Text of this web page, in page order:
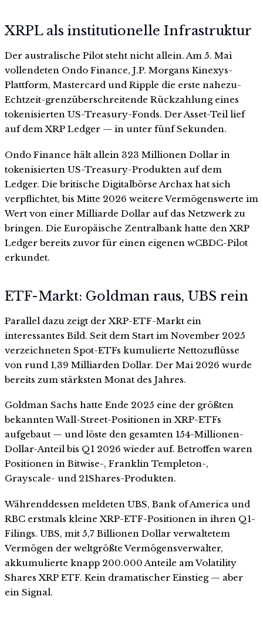
XRPL als institutionelle Infrastruktur
Der australische Pilot steht nicht allein. Am 5. Mai
vollendeten Ondo Finance, J.P. Morgans Kinexys-
Plattform, Mastercard und Ripple die erste nahezu-
Echtzeit-grenzüberschreitende Rückzahlung eines
tokenisierten US-Treasury-Fonds. Der Asset-Teil lief
auf dem XRP Ledger — in unter fünf Sekunden.
Ondo Finance hält allein 323 Millionen Dollar in
tokenisierten US-Treasury-Produkten auf dem
Ledger. Die britische Digitalbörse Archax hat sich
verpflichtet, bis Mitte 2026 weitere Vermögenswerte im
Wert von einer Milliarde Dollar auf das Netzwerk zu
bringen. Die Europäische Zentralbank hatte den XRP
Ledger bereits zuvor für einen eigenen wCBDC-Pilot
erkundet.
ETF-Markt: Goldman raus, UBS rein
Parallel dazu zeigt der XRP-ETF-Markt ein
interessantes Bild. Seit dem Start im November 2025
verzeichneten Spot-ETFs kumulierte Nettozuflüsse
von rund 1,39 Milliarden Dollar. Der Mai 2026 wurde
bereits zum stärksten Monat des Jahres.
Goldman Sachs hatte Ende 2025 eine der größten
bekannten Wall-Street-Positionen in XRP-ETFs
aufgebaut — und löste den gesamten 154-Millionen-
Dollar-Anteil bis Q1 2026 wieder auf. Betroffen waren
Positionen in Bitwise-, Franklin Templeton-,
Grayscale- und 21Shares-Produkten.
Währenddessen meldeten UBS, Bank of America und
RBC erstmals kleine XRP-ETF-Positionen in ihren Q1-
Filings. UBS, mit 5,7 Billionen Dollar verwaltetem
Vermögen der weltgrößte Vermögensverwalter,
akkumulierte knapp 200.000 Anteile am Volatility
Shares XRP ETF. Kein dramatischer Einstieg — aber
ein Signal.